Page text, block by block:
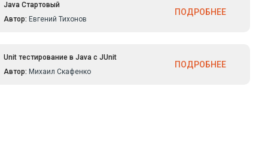
Java Стартовый
Автор: Евгений Тихонов
ПОДРОБНЕЕ
Unit тестирование в Java с JUnit
Автор: Михаил Скафенко
ПОДРОБНЕЕ